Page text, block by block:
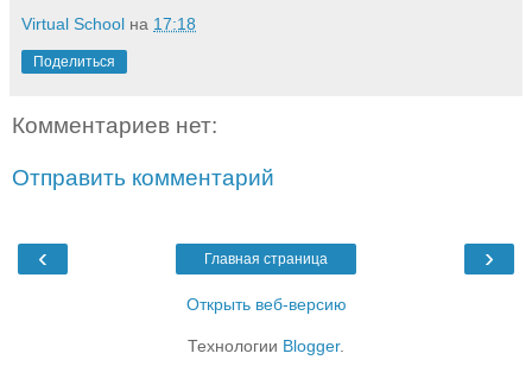
Virtual School на 17:18
Поделиться
Комментариев нет:
Отправить комментарий
‹ ›
Главная страница
Открыть веб-версию
Технологии Blogger.